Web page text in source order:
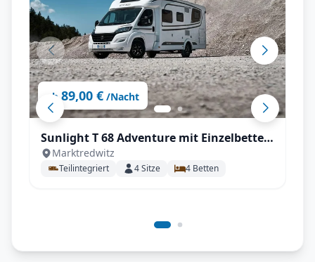
ab 89,00 € /Nacht
Sunlight T 68 Adventure mit Einzelbetten
im Heck
Marktredwitz
Teilintegriert 4Sitze 4 Betten